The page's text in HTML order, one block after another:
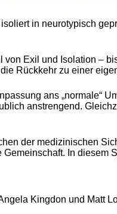
in neurotypisch
Exil und Isolation –
Rückkehr zu einer
ans „normale“
anstrengend.
der medizinischen
In diesem
Kingdon und Matt